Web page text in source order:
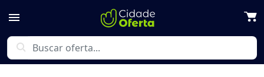
menu
search